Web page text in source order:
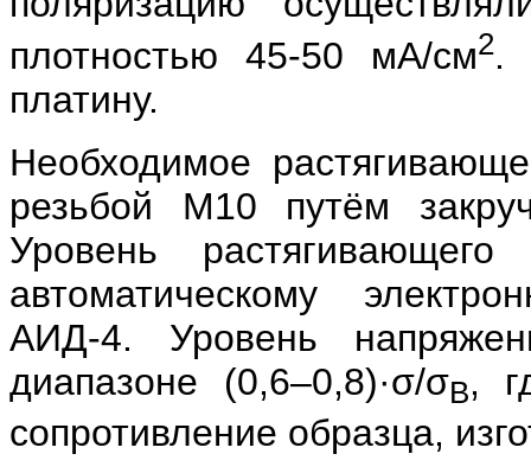
плотностью 45-50 мА/см2.
платину.
Необходимое
резьбой М10 путём
Уровень
автоматическому
АИД-4. Уровень
диапазоне (0,6–0,8)·σ/σВ,
сопротивление образца,